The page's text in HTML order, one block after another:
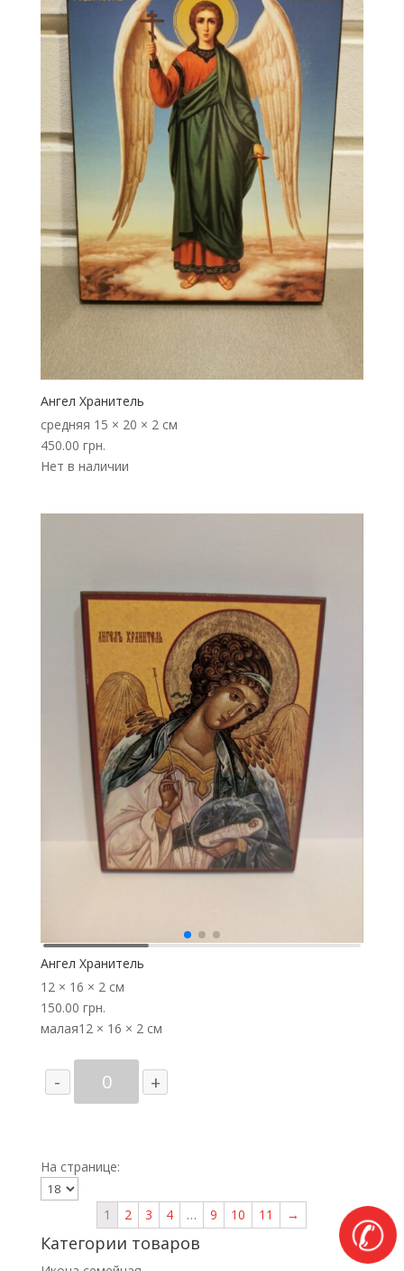
✆
Ангел Хранитель
средняя 15 × 20 × 2 см
450.00 грн.
Нет в наличии
Ангел Хранитель
12 × 16 × 2 см
150.00 грн.
малая12 × 16 × 2 см
-
Количество
товара
+
На странице:
1 2 3 4 … 9 10 11 →
Категории товаров